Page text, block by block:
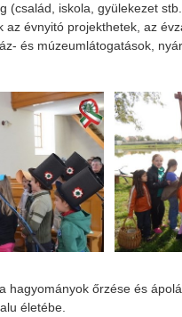
(család, iskola, gyülekezet
az évnyitó projekthetek, az
és múzeumlátogatások,
hagyományok őrzése és
életébe.